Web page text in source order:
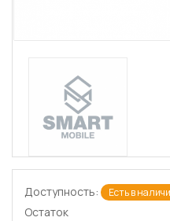
Доступность: Есть в
Остаток